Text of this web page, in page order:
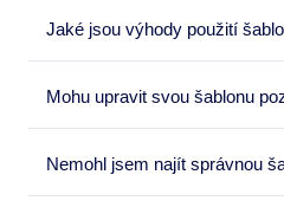
Jaké jsou výhody použití
Mohu upravit svou šablonu
Nemohl jsem najít správnou